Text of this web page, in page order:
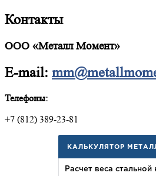
Контакты
ООО «Металл Момент»
E-mail:
Телефоны:
+7 (812) 389-23-81